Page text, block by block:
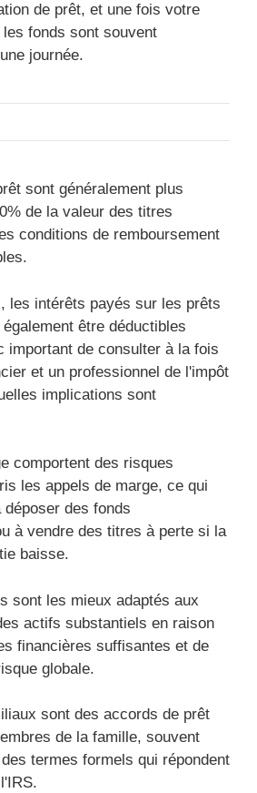
de prêt, et une fois votre
fonds sont souvent
journée.
sont généralement plus
de la valeur des titres
conditions de remboursement
les intérêts payés sur les prêts
être déductibles
important de consulter à la fois
et un professionnel de l'impôt
implications sont
comportent des risques
les appels de marge, ce qui
des fonds
à vendre des titres à perte si la
baisse.
sont les mieux adaptés aux
actifs substantiels en raison
financières suffisantes et de
globale.
sont des accords de prêt
de la famille, souvent
termes formels qui répondent